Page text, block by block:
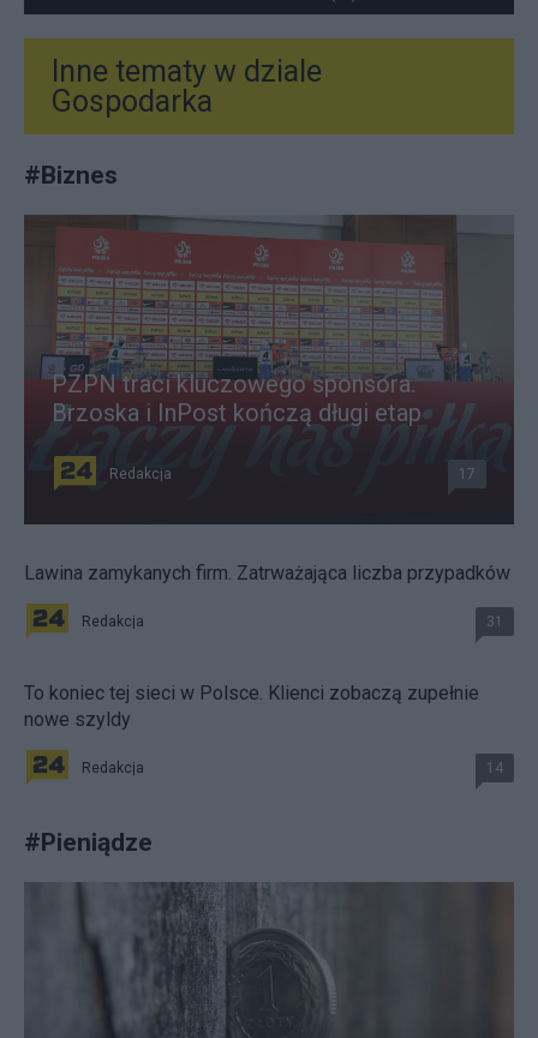
Inne tematy w dziale
Gospodarka
#Biznes
PZPN traci kluczowego sponsora.
Brzoska i InPost kończą długi etap
Redakcja 17
Lawina zamykanych firm. Zatrważająca liczba przypadków
Redakcja 31
To koniec tej sieci w Polsce. Klienci zobaczą zupełnie
nowe szyldy
Redakcja 14
#Pieniądze